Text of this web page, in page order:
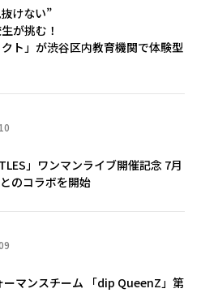
けない”
が挑む！
ト」が渋谷区内教育機関で体験型
」ワンマンライブ開催記念 7月
のコラボを開始
ーマンスチーム 「dip QueenZ」第